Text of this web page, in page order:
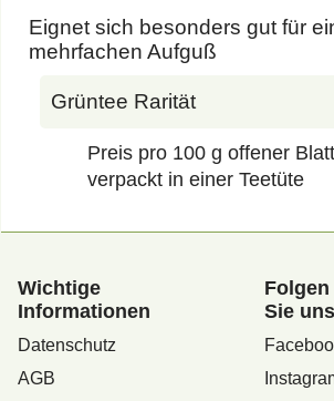
Eignet sich besonders gut für
mehrfachen Aufguß
Grüntee Rarität
Preis pro 100 g offener
verpackt in einer Teetüte
Wichtige
Informationen
Datenschutz
AGB
Sie